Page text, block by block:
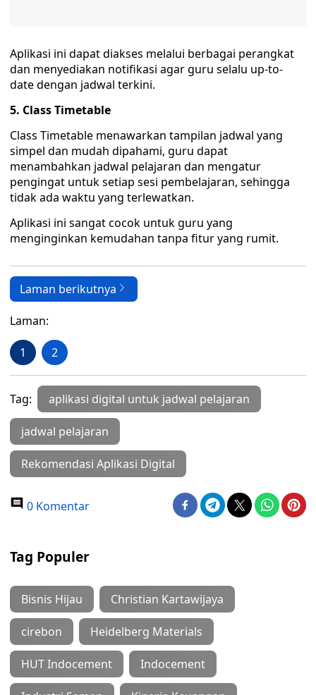
Aplikasi ini dapat diakses melalui berbagai perangkat
dan menyediakan notifikasi agar guru selalu up-to-
date dengan jadwal terkini.
5. Class Timetable
Class Timetable menawarkan tampilan jadwal yang
simpel dan mudah dipahami, guru dapat
menambahkan jadwal pelajaran dan mengatur
pengingat untuk setiap sesi pembelajaran, sehingga
tidak ada waktu yang terlewatkan.
Aplikasi ini sangat cocok untuk guru yang
menginginkan kemudahan tanpa fitur yang rumit.
Laman berikutnya
Laman:
1 2
Tag: aplikasi digital untuk jadwal pelajaran
jadwal pelajaran
Rekomendasi Aplikasi Digital
0 Komentar
Tag Populer
Bisnis Hijau Christian Kartawijaya
cirebon Heidelberg Materials
HUT Indocement Indocement